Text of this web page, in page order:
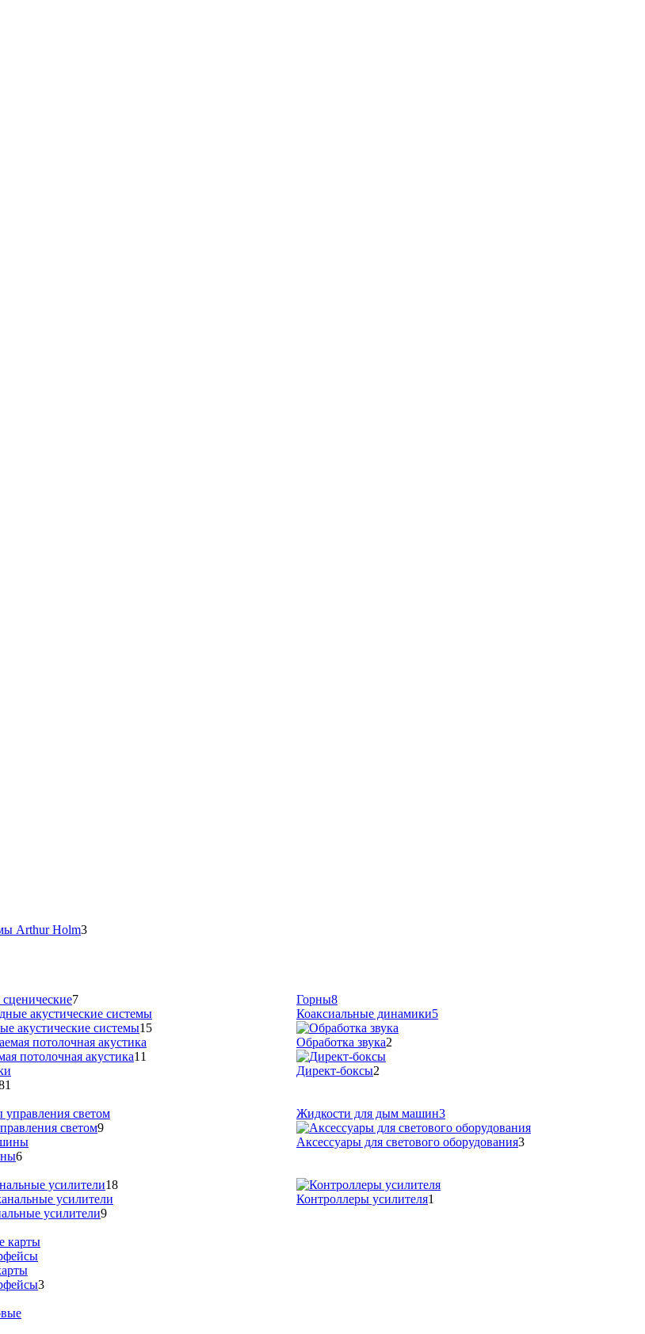
Arthur Holm3
7
акустические системы15
потолочная акустика11
Горны8
Коаксиальные динамики5
Обработка звука2
Директ-боксы2
светом9
6
Жидкости для дым машин3
Аксессуары для светового оборудования3
усилители18
усилители9
Контроллеры усилителя1
3